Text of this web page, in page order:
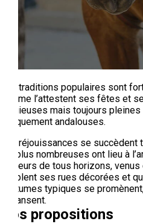
Les traditions populaires sont
comme l’attestent ses fêtes et
religieuses mais toujours
typiquement andalouses.
Les réjouissances se succèdent
les plus nombreuses ont lieu à
visiteurs de tous horizons, venus
peuplent ses rues décorées et
costumes typiques se
et dansent.
Nos propositions